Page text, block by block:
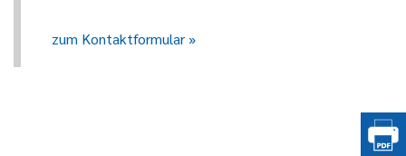
zum Kontaktformular